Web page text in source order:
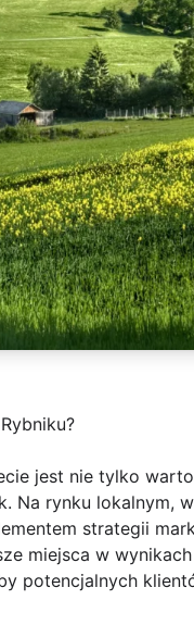
jest nie tylko
Na rynku lokalnym,
strategii
miejsca w
potencjalnych